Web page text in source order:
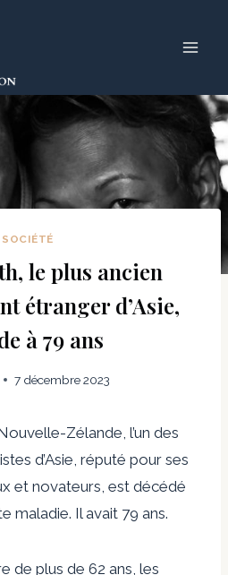
SOCIÉTÉ
le plus ancien
étranger d’Asie,
à 79 ans
7 décembre 2023
Zélande, l’un des
d’Asie, réputé pour ses
et novateurs, est décédé
maladie. Il avait 79 ans.
de plus de 62 ans, les